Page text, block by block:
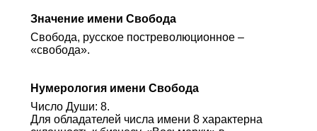
Значение имени Свобода
Свобода, русское постреволюционное –
«свобода».
Нумерология имени Свобода
Число Души: 8.
Для обладателей числа имени 8 характерна